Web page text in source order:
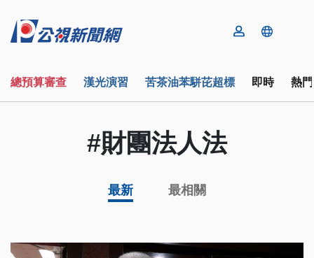
總預算審查 漢光演習 苦茶油苯駢芘超標 即時 熱
#財團法人法
最新 最相關